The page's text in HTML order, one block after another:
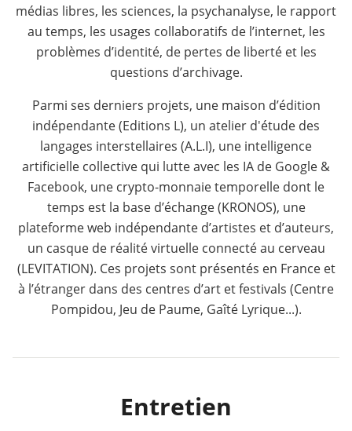
médias libres, les sciences, la psychanalyse, le rapport
au temps, les usages collaboratifs de l’internet, les
problèmes d’identité, de pertes de liberté et les
questions d’archivage.
Parmi ses derniers projets, une maison d’édition
indépendante (Editions L), un atelier d'étude des
langages interstellaires (A.L.I), une intelligence
artificielle collective qui lutte avec les IA de Google &
Facebook, une crypto-monnaie temporelle dont le
temps est la base d’échange (KRONOS), une
plateforme web indépendante d’artistes et d’auteurs,
un casque de réalité virtuelle connecté au cerveau
(LEVITATION). Ces projets sont présentés en France et
à l’étranger dans des centres d’art et festivals (Centre
Pompidou, Jeu de Paume, Gaîté Lyrique...).
Entretien